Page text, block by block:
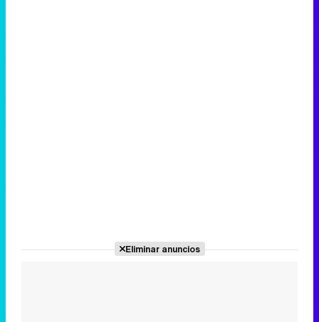
Eliminar anuncios